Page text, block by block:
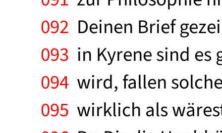
092 Deinen Brief
093 in Kyrene sind
094 wird, fallen
095 wirklich als